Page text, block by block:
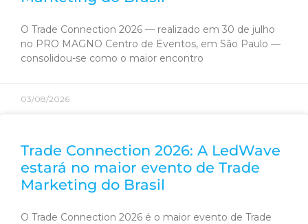
O Trade Connection 2026 — realizado em 30 de julho
no PRO MAGNO Centro de Eventos, em São Paulo —
consolidou-se como o maior encontro
03/08/2026
Trade Connection 2026: A LedWave
estará no maior evento de Trade
Marketing do Brasil
O Trade Connection 2026 é o maior evento de Trade